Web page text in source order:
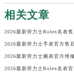
相关文章